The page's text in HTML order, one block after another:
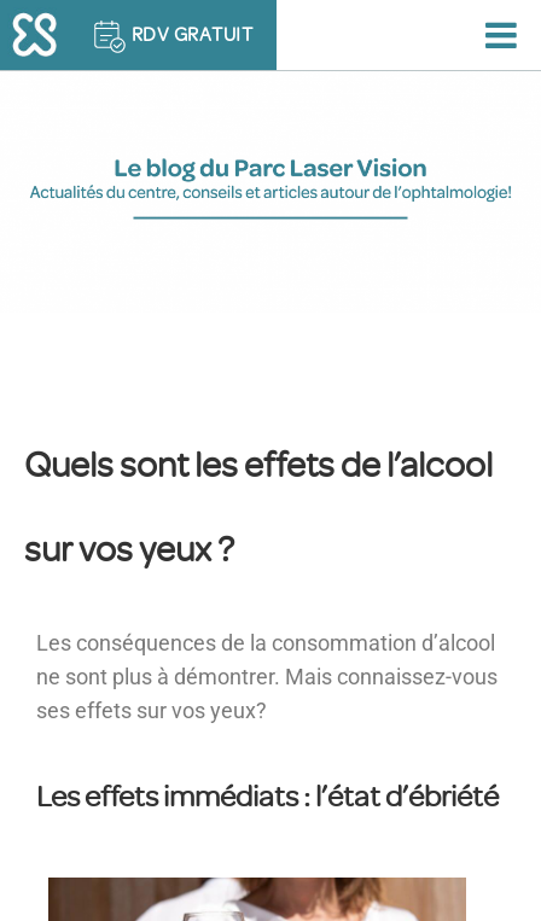
RDV GRATUIT
Quels sont les effets de l’alcool
sur vos yeux ?
Les conséquences de la consommation d’alcool
ne sont plus à démontrer. Mais connaissez-vous
ses effets sur vos yeux?
Les effets immédiats : l’état d’ébriété